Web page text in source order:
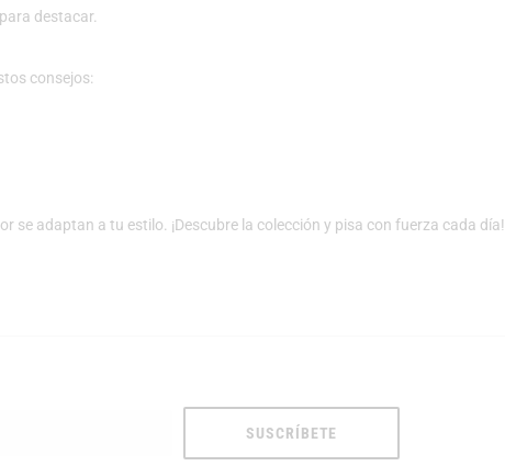
destacar.
consejos:
se adaptan a tu estilo. ¡Descubre la colección y pisa con fuerza cada día!
SUSCRÍBETE